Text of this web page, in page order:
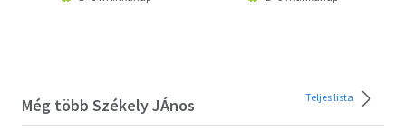
Még több Székely JÁnos Teljes lista